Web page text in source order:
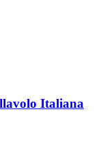
Italiana